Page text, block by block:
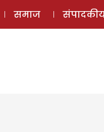
समाज